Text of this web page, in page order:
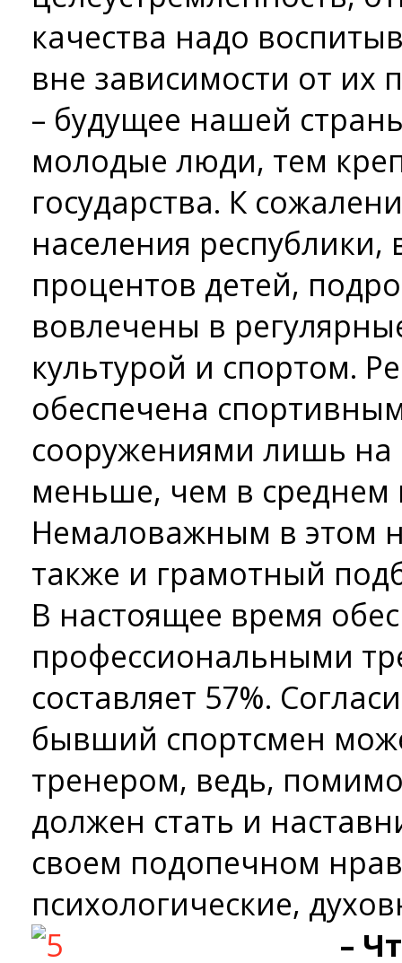
качества надо
вне зависимости от их
– будущее нашей
молодые люди, тем
государства. К
населения республики,
процентов детей,
вовлечены в
культурой и спортом.
обеспечена
сооружениями лишь на
меньше, чем в среднем
Немаловажным в этом
также и грамотный
В настоящее время
профессиональными
составляет 57%.
бывший спортсмен
тренером, ведь,
должен стать и
своем подопечном
психологические,
–